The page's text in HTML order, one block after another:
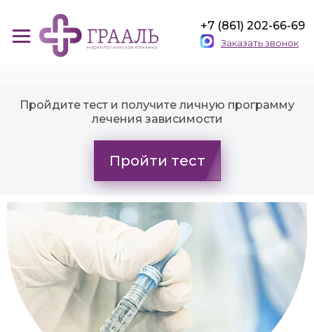
+7 (861) 202-66-69
Заказать звонок
Пройдите тест и получите личную программу
лечения зависимости
Пройти тест